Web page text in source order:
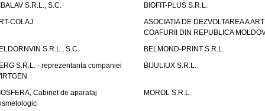
S.R.L., S.C.
BIOFIT-PLUS S.R.L.
COLAJ
ASOCIATIA DE DEZVOLTAREA A
COAFURII DIN REPUBLICA
S.R.L., S.C.
BELMOND-PRINT S.R.L.
S.R.L. - reprezentanta companiei
BIJULIUX S.R.L.
Cabinet de aparataj
MOROL S.R.L.